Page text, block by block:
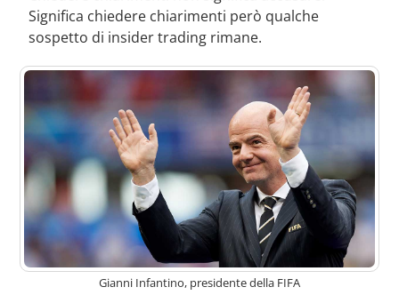
Significa chiedere chiarimenti però qualche
sospetto di insider trading rimane.
Gianni Infantino, presidente della FIFA